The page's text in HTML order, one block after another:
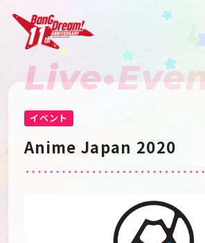
Home
Live•Event
イベント
Anime Japan 2020